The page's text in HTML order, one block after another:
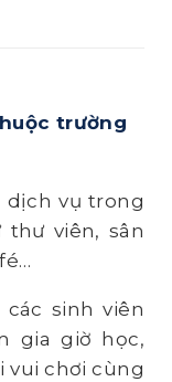
trường
dịch vụ trong
viên, sân
sinh viên
gia giờ học,
vui chơi cùng